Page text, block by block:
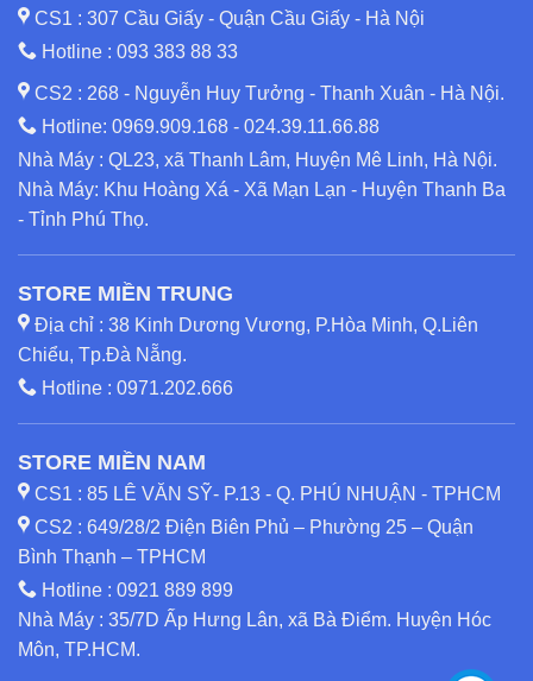
CS1 : 307 Cầu Giấy - Quận Cầu Giấy - Hà Nội
Hotline : 093 383 88 33
CS2 : 268 - Nguyễn Huy Tưởng - Thanh Xuân - Hà Nội.
Hotline: 0969.909.168 - 024.39.11.66.88
Nhà Máy : QL23, xã Thanh Lâm, Huyện Mê Linh, Hà Nội.
Nhà Máy: Khu Hoàng Xá - Xã Mạn Lạn - Huyện Thanh Ba
- Tỉnh Phú Thọ.
STORE MIỀN TRUNG
Địa chỉ : 38 Kinh Dương Vương, P.Hòa Minh, Q.Liên
Chiểu, Tp.Đà Nẵng.
Hotline : 0971.202.666
STORE MIỀN NAM
CS1 : 85 LÊ VĂN SỸ- P.13 - Q. PHÚ NHUẬN - TPHCM
CS2 : 649/28/2 Điện Biên Phủ – Phường 25 – Quận
Bình Thạnh – TPHCM
Hotline : 0921 889 899
Nhà Máy : 35/7D Ấp Hưng Lân, xã Bà Điểm. Huyện Hóc
Môn, TP.HCM.